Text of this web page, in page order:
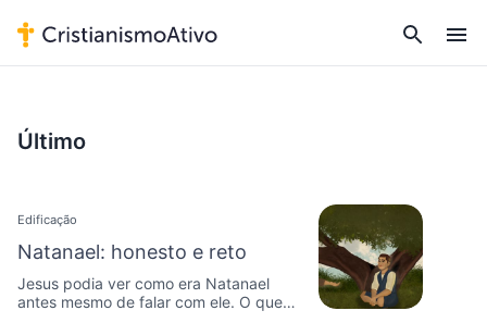
Último
Edificação
Natanael: honesto e reto
Jesus podia ver como era Natanael
antes mesmo de falar com ele. O que